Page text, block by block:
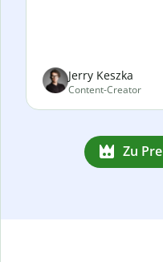
Jerry Keszka
Content-Creator
Zu